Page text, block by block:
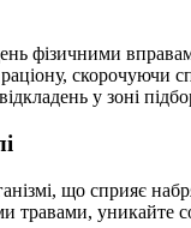
фізичними
скорочуючи
у зоні
що сприяє
травами, уникайте